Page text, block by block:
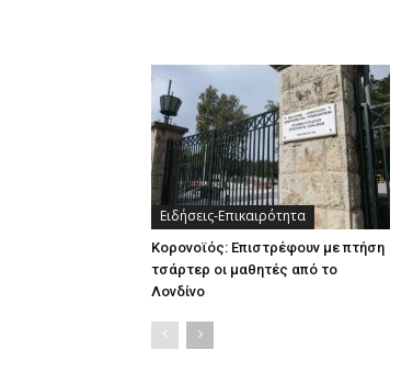
Ειδήσεις-Επικαιρότητα
Κορονοϊός: Επιστρέφουν με πτήση
τσάρτερ οι μαθητές από το
Λονδίνο